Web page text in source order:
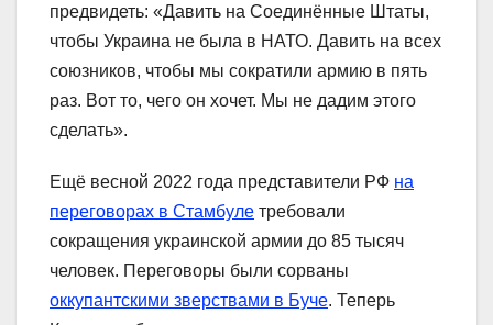
предвидеть: «Давить на Соединённые Штаты,
чтобы Украина не была в НАТО. Давить на всех
союзников, чтобы мы сократили армию в пять
раз. Вот то, чего он хочет. Мы не дадим этого
сделать».
Ещё весной 2022 года представители РФ на
переговорах в Стамбуле требовали
сокращения украинской армии до 85 тысяч
человек. Переговоры были сорваны
оккупантскими зверствами в Буче. Теперь